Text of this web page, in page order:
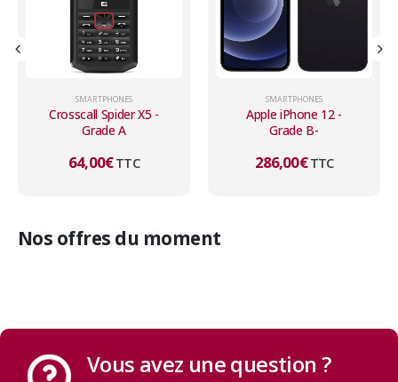
SMARTPHONES
Apple iPhone 12 -
Grade B-
286,00€TTC
SMARTPHONES
Apple iPhone 13 -
Grade B
403,00€ TTC
Nos offres du moment
Vous avez une question ?